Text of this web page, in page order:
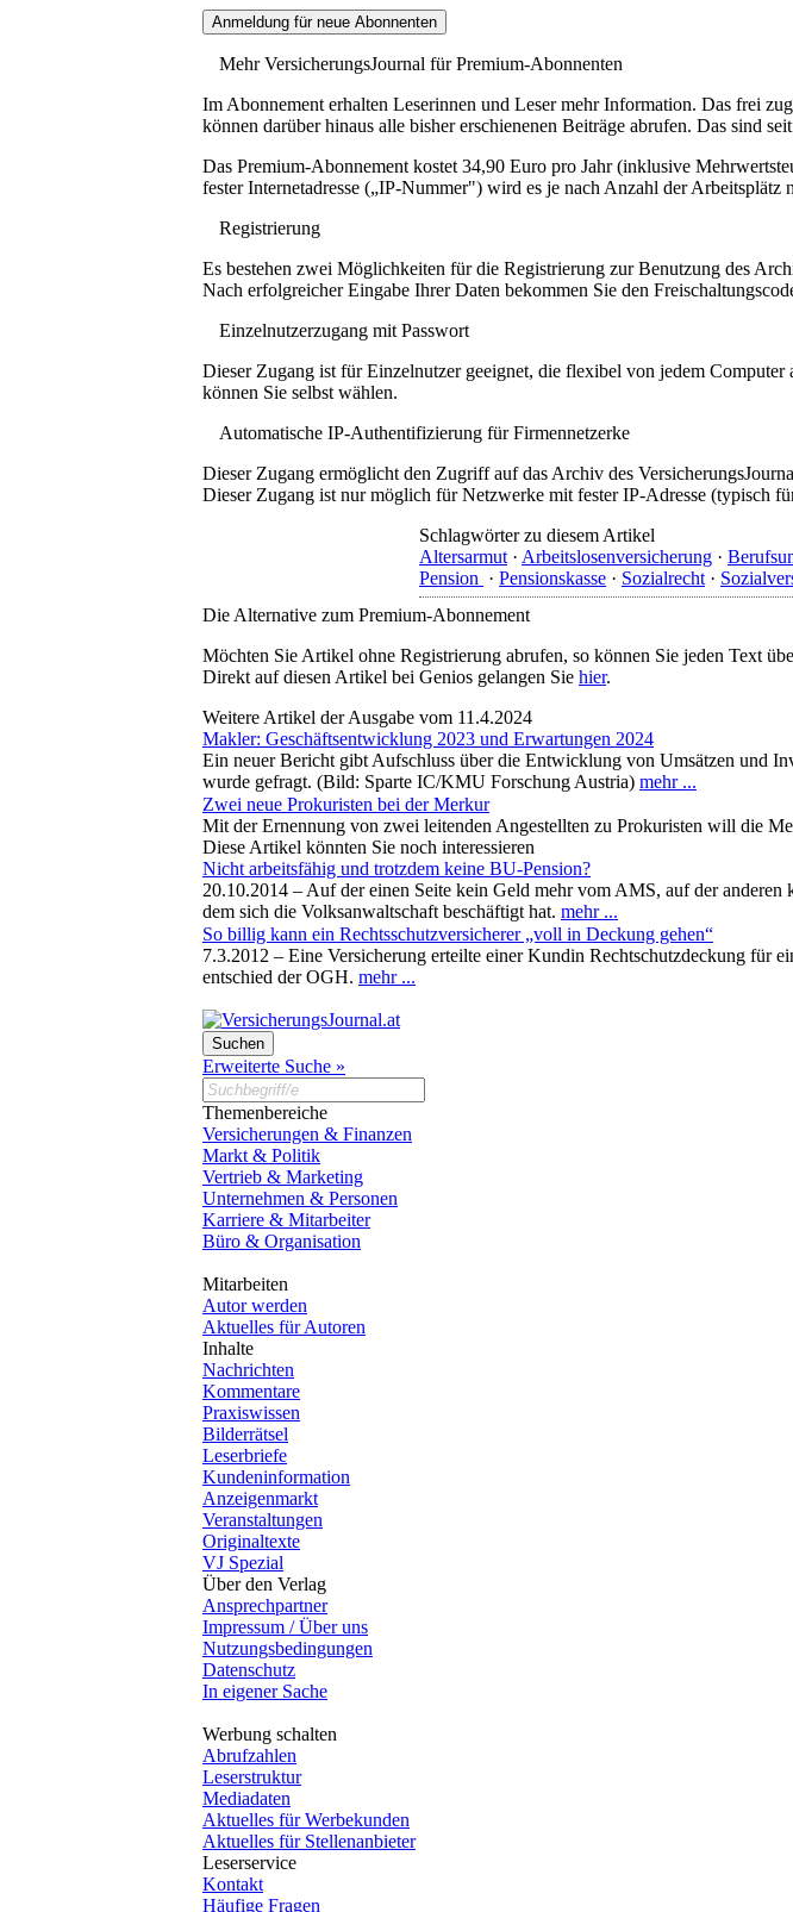
Mehr VersicherungsJournal für Premium-Abonnenten
Im Abonnement erhalten Leserinnen und Leser mehr Information. Das frei
können darüber hinaus alle bisher erschienenen Beiträge abrufen. Das sind
Das Premium-Abonnement kostet 34,90 Euro pro Jahr (inklusive
fester Internetadresse („IP-Nummer") wird es je nach Anzahl der Arbeitsplätz
Registrierung
Es bestehen zwei Möglichkeiten für die Registrierung zur Benutzung des
Nach erfolgreicher Eingabe Ihrer Daten bekommen Sie den
Einzelnutzerzugang mit Passwort
Dieser Zugang ist für Einzelnutzer geeignet, die flexibel von jedem
können Sie selbst wählen.
Automatische IP-Authentifizierung für Firmennetzerke
Dieser Zugang ermöglicht den Zugriff auf das Archiv des
Dieser Zugang ist nur möglich für Netzwerke mit fester IP-Adresse (typisch
Schlagwörter zu diesem Artikel
Altersarmut · Arbeitslosenversicherung ·
Pension · Pensionskasse · Sozialrecht ·
Die Alternative zum Premium-Abonnement
Möchten Sie Artikel ohne Registrierung abrufen, so können Sie jeden Text
Direkt auf diesen Artikel bei Genios gelangen Sie hier.
Weitere Artikel der Ausgabe vom 11.4.2024
Makler: Geschäftsentwicklung 2023 und Erwartungen 2024
Ein neuer Bericht gibt Aufschluss über die Entwicklung von Umsätzen und
wurde gefragt. (Bild: Sparte IC/KMU Forschung Austria) mehr ...
Zwei neue Prokuristen bei der Merkur
Mit der Ernennung von zwei leitenden Angestellten zu Prokuristen will die
Diese Artikel könnten Sie noch interessieren
Nicht arbeitsfähig und trotzdem keine BU-Pension?
20.10.2014 – Auf der einen Seite kein Geld mehr vom AMS, auf der
dem sich die Volksanwaltschaft beschäftigt hat. mehr ...
So billig kann ein Rechtsschutzversicherer „voll in Deckung gehen“
7.3.2012 – Eine Versicherung erteilte einer Kundin Rechtschutzdeckung für
entschied der OGH. mehr ...
Erweiterte Suche »
Themenbereiche
Versicherungen & Finanzen
Markt & Politik
Vertrieb & Marketing
Unternehmen & Personen
Karriere & Mitarbeiter
Büro & Organisation
Mitarbeiten
Autor werden
Aktuelles für Autoren
Inhalte
Nachrichten
Kommentare
Praxiswissen
Bilderrätsel
Leserbriefe
Kundeninformation
Anzeigenmarkt
Veranstaltungen
Originaltexte
VJ Spezial
Über den Verlag
Ansprechpartner
Impressum / Über uns
Nutzungsbedingungen
Datenschutz
In eigener Sache
Werbung schalten
Abrufzahlen
Leserstruktur
Mediadaten
Aktuelles für Werbekunden
Aktuelles für Stellenanbieter
Leserservice
Kontakt
Häufige Fragen